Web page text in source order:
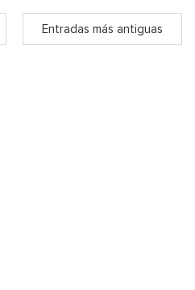
Entradas más antiguas